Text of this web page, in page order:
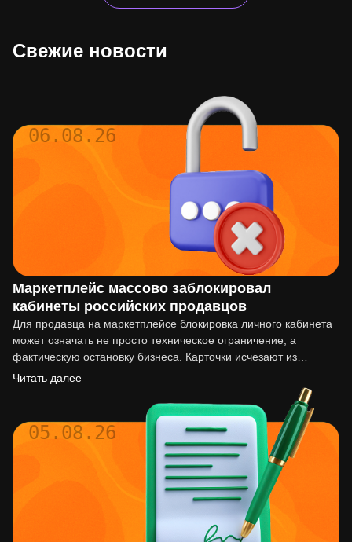
Свежие новости
06.08.26
Маркетплейс массово заблокировал
кабинеты российских продавцов
Для продавца на маркетплейсе блокировка личного кабинета
может означать не просто техническое ограничение, а
фактическую остановку бизнеса. Карточки исчезают из
выдачи, реклама перестаёт работать,…
Читать далее
05.08.26